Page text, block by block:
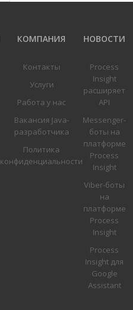
КОМПАНИЯ
Контакты
Услуги
Работа у нас
Вакансия Java-
разработчика
Политика
конфиденциальности
НОВОСТИ
Process
Insight
расширяет
API
Messenger-
боты на
платформе
Process
Insight
Viber-боты
на
платформе
Process
Insight
Process
Insight для
Google
Assistant